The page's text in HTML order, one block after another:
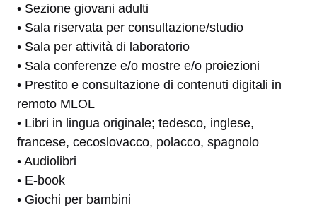
• Sezione giovani adulti
• Sala riservata per consultazione/studio
• Sala per attività di laboratorio
• Sala conferenze e/o mostre e/o proiezioni
• Prestito e consultazione di contenuti digitali in
remoto MLOL
• Libri in lingua originale; tedesco, inglese,
francese, cecoslovacco, polacco, spagnolo
• Audiolibri
• E-book
• Giochi per bambini